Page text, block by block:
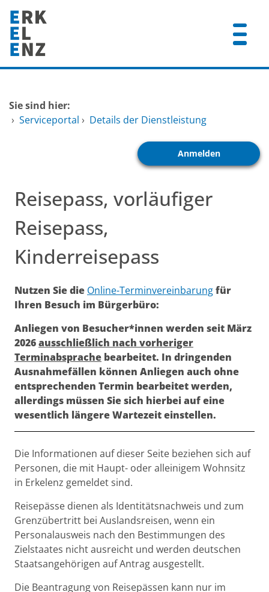
Zum Hauptinhalt springen
Dienstleistungen A-Z
Sie sind hier:
› Serviceportal › Details der Dienstleistung
Anmelden
Reisepass, vorläufiger
Reisepass,
Kinderreisepass
Kurzbeschreibung
Nutzen Sie die Online-Terminvereinbarungfür
Ihren Besuch im Bürgerbüro:
Anliegen von Besucher*innen werden seit März
2026ausschließlich nach vorheriger
Terminabsprache bearbeitet. In dringenden
Ausnahmefällen können Anliegen auch ohne
entsprechenden Termin bearbeitet werden,
allerdings müssen Sie sich hierbei auf eine
wesentlich längere Wartezeit einstellen.
Beschreibung
Die Informationen auf dieser Seite beziehen sich auf
Personen, die mit Haupt- oder alleinigem Wohnsitz
in Erkelenz gemeldet sind.
Reisepässe dienen als Identitätsnachweis und zum
Grenzübertritt bei Auslandsreisen, wenn ein
Personalausweis nach den Bestimmungen des
Zielstaates nicht ausreicht und werden deutschen
Staatsangehörigen auf Antrag ausgestellt.
Die Beantragung von Reisepässen kann nur im